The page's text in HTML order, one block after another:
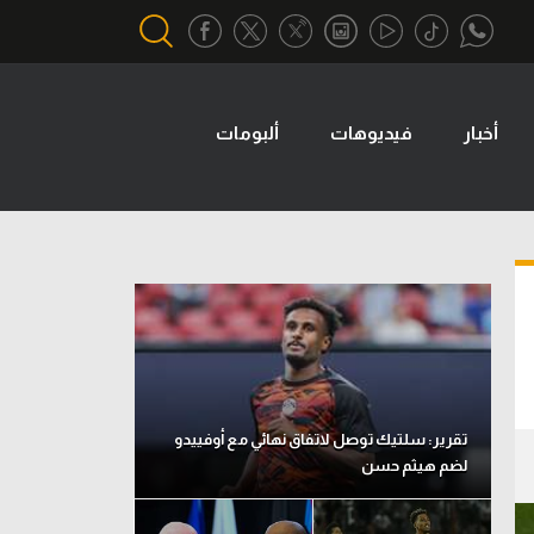
تحقيق في الجول
تقرير في الجول
تحليل في الجول
حكايات في الجول
كويز في الجول
فيديو في الجول
أخبار فيديوهات ألبومات
تقرير: سلتيك توصل لاتفاق نهائي مع أوفييدو
لضم هيثم حسن